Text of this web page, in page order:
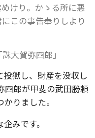
けり。かゝる所に悪
この事告奉りしより
大賀弥四郎」
投獄し、財産を没収し
四郎が甲斐の武田勝頼
りました。
みです。